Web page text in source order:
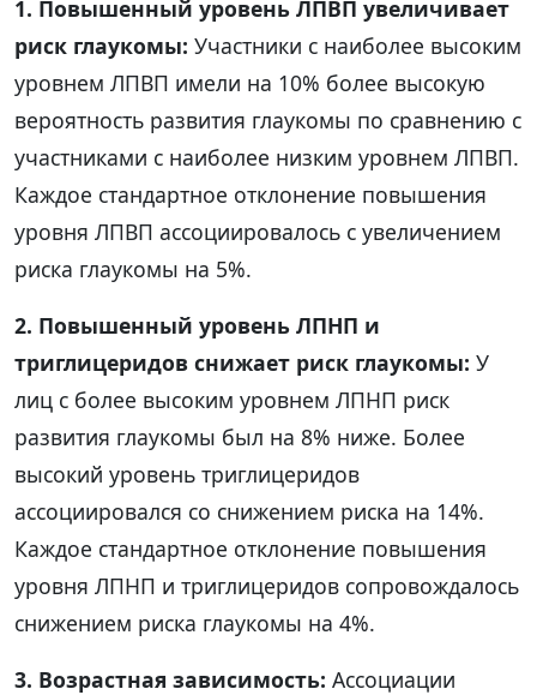
1. Повышенный уровень ЛПВП увеличивает
риск глаукомы: Участники с наиболее высоким
уровнем ЛПВП имели на 10% более высокую
вероятность развития глаукомы по сравнению с
участниками с наиболее низким уровнем ЛПВП.
Каждое стандартное отклонение повышения
уровня ЛПВП ассоциировалось с увеличением
риска глаукомы на 5%.
2. Повышенный уровень ЛПНП и
триглицеридов снижает риск глаукомы: У
лиц с более высоким уровнем ЛПНП риск
развития глаукомы был на 8% ниже. Более
высокий уровень триглицеридов
ассоциировался со снижением риска на 14%.
Каждое стандартное отклонение повышения
уровня ЛПНП и триглицеридов сопровождалось
снижением риска глаукомы на 4%.
3. Возрастная зависимость: Ассоциации